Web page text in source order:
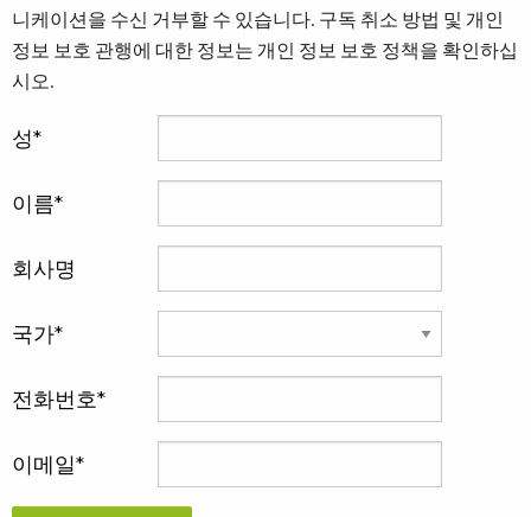
니케이션을 수신 거부할 수 있습니다. 구독 취소 방법 및 개인
정보 보호 관행에 대한 정보는 개인 정보 보호 정책을 확인하십
시오.
성
이름
회사명
국가
전화번호
이메일